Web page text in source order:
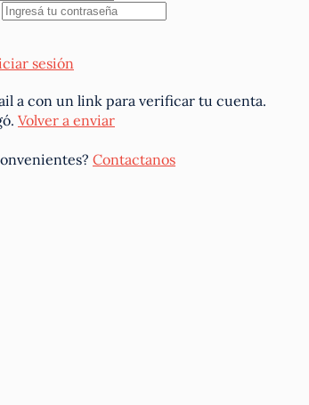
sesión
a con un link para verificar tu cuenta.
Volver a enviar
Contactanos